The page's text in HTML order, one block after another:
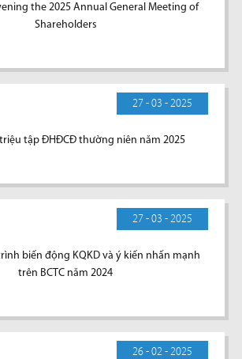
the 2025 Annual General Meeting of
Shareholders
27 - 03 - 2025
tập ĐHĐCĐ thường niên năm 2025
27 - 03 - 2025
biến động KQKD và ý kiến nhấn mạnh
trên BCTC năm 2024
26 - 02 - 2025